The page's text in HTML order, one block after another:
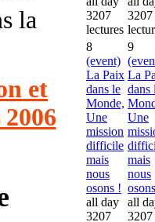
la
et
3207
lectures
3207
8
(event)
La Paix
dans le
Monde,
Une
mission
difficile
mais
nous
osons !
all day
3207
9
La
dans
Une
mais
nous
all
3207